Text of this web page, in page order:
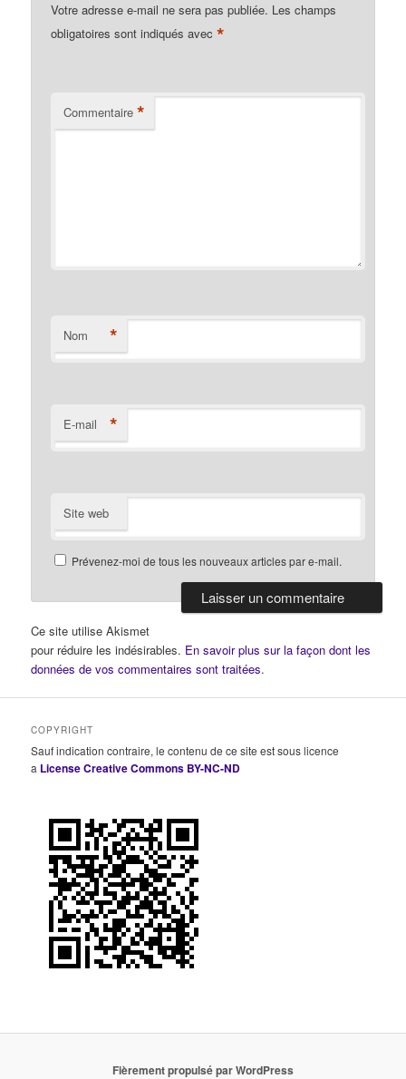
Votre adresse e-mail ne sera pas publiée. Les champs
obligatoires sont indiqués avec*
Commentaire *
Nom *
E-mail *
Site web
Prévenez-moi de tous les nouveaux articles par e-mail.
Ce site utilise Akismet
pour réduire les indésirables. En savoir plus sur la façon dont les
données de vos commentaires sont traitées.
COPYRIGHT
Sauf indication contraire, le contenu de ce site est sous licence
a License Creative Commons BY-NC-ND
Fièrement propulsé par WordPress